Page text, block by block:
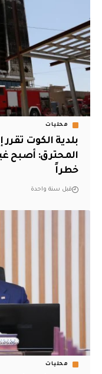
محليات
بلدية الكوت تقرر
المحترق: أصبح
خطراً
قبل سنة واحدة
محليات